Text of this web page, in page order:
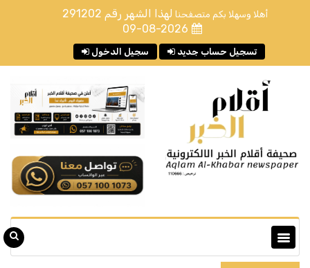
أهلا وسهلا بكم متصفحنا لهذا الشهر رقم 291202
09-08-2026
سجيل الدخول تسجيل حساب جديد